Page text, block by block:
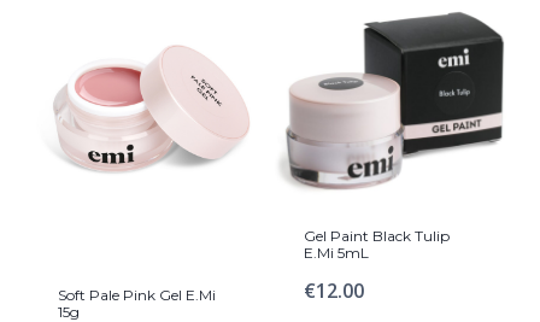
Soft Pale Pink Gel E.Mi
15g
Gel Paint Black Tulip
E.Mi 5mL
€12.00